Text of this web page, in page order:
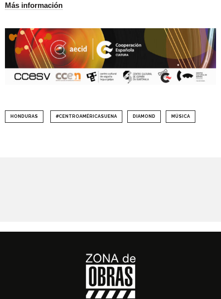
Más información
HONDURAS #CENTROAMÉRICASUENA DIAMOND MÚSICA